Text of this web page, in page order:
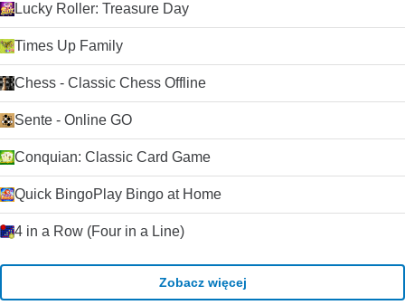
Lucky Roller: Treasure Day
Times Up Family
Chess - Classic Chess Offline
Sente - Online GO
Conquian: Classic Card Game
Quick BingoPlay Bingo at Home
4 in a Row (Four in a Line)
Zobacz więcej